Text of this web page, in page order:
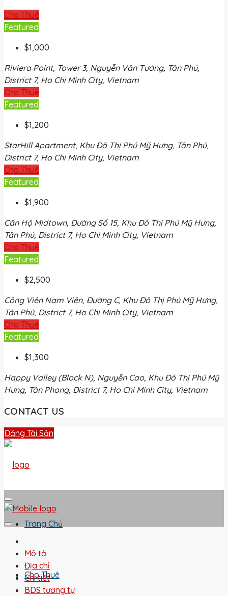
Cho Thuê
Featured
$1,000
Riviera Point, Tower 3, Nguyễn Văn Tưởng, Tân Phú,
District 7, Ho Chi Minh City, Vietnam
Cho Thuê
Featured
$1,200
StarHill Apartment, Khu Đô Thị Phú Mỹ Hưng, Tân Phú,
District 7, Ho Chi Minh City, Vietnam
Cho Thuê
Featured
$1,900
Căn Hộ Midtown, Đường Số 15, Khu Đô Thị Phú Mỹ Hưng,
Tân Phú, District 7, Ho Chi Minh City, Vietnam
Cho Thuê
Featured
$2,500
Công Viên Nam Viên, Đường C, Khu Đô Thị Phú Mỹ Hưng,
Tân Phú, District 7, Ho Chi Minh City, Vietnam
Cho Thuê
Featured
$1,300
Happy Valley (Block N), Nguyễn Cao, Khu Đô Thị Phú Mỹ
Hưng, Tân Phong, District 7, Ho Chi Minh City, Vietnam
CONTACT US
Đăng Tài Sản
Trang Chủ
Cho Thuê
Mô tả
Địa chỉ
Chi tiết
BDS tương tự